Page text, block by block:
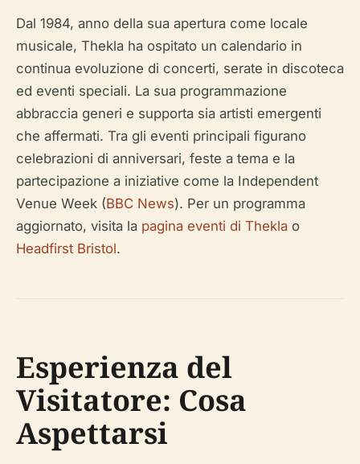
Dal 1984, anno della sua apertura come locale
musicale, Thekla ha ospitato un calendario in
continua evoluzione di concerti, serate in discoteca
ed eventi speciali. La sua programmazione
abbraccia generi e supporta sia artisti emergenti
che affermati. Tra gli eventi principali figurano
celebrazioni di anniversari, feste a tema e la
partecipazione a iniziative come la Independent
Venue Week (BBC News). Per un programma
aggiornato, visita la pagina eventi di Thekla o
Headfirst Bristol.
Esperienza del
Visitatore: Cosa
Aspettarsi